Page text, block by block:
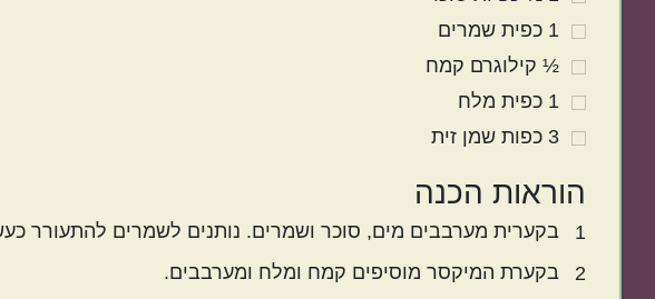
1 כפית שמרים
½ קילוגרם קמח
1 כפית מלח
3 כפות שמן זית
הוראות הכנה
1
בקערית מערבבים מים, סוכר ושמרים. נותנים לשמרים להתעורר
2
בקערת המיקסר מוסיפים קמח ומלח ומערבבים.